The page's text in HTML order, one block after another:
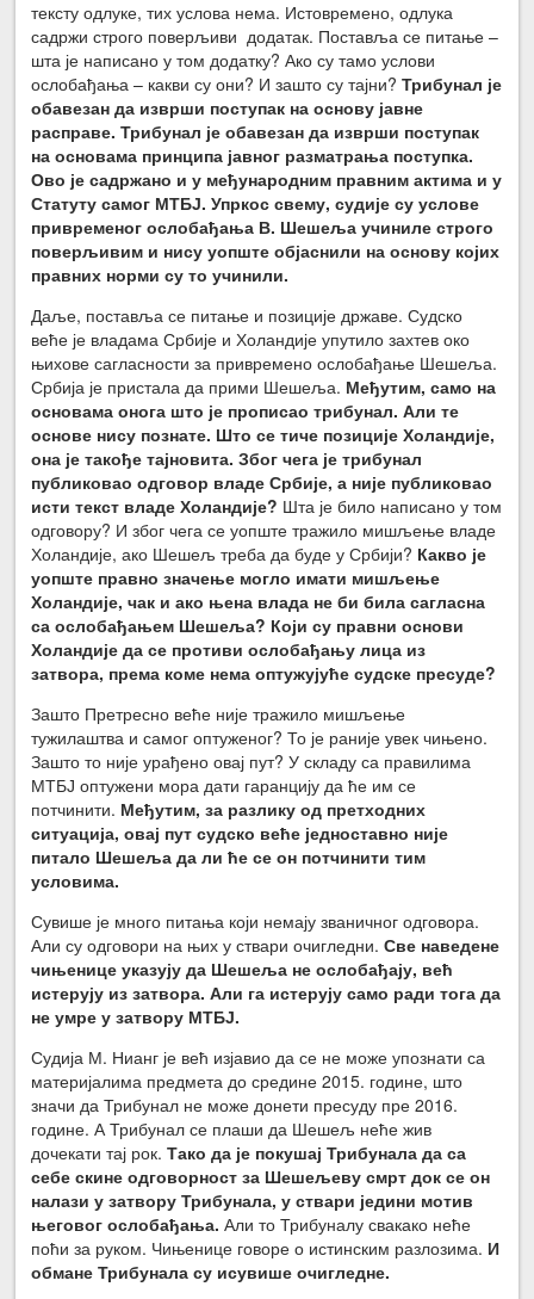
тексту одлуке, тих услова нема. Истовремено, одлука
садржи строго поверљиви додатак. Поставља се питање –
шта је написано у том додатку? Ако су тамо услови
ослобађања – какви су они? И зашто су тајни?Трибунал је
обавезан да изврши поступак на основу јавне
расправе. Трибунал је обавезан да изврши поступак
на основама принципа јавног разматрања поступка.
Ово је садржано и у међународним правним актима и у
Статуту самог МТБЈ. Упркос свему, судије су услове
привременог ослобађања В. Шешеља учиниле строго
поверљивим и нису уопште објаснили на основу којих
правних норми су то учинили.
Даље, поставља се питање и позиције државе. Судско
веће је владама Србије и Холандије упутило захтев око
њихове сагласности за привремено ослобађање Шешеља.
Србија је пристала да прими Шешеља. Међутим, само на
основама онога што је прописао трибунал. Али те
основе нису познате. Што се тиче позиције Холандије,
она је такође тајновита. Због чега је трибунал
публиковао одговор владе Србије, а није публиковао
исти текст владе Холандије? Шта је било написано у том
одговору? И због чега се уопште тражило мишљење владе
Холандије, ако Шешељ треба да буде у Србији? Какво је
уопште правно значење могло имати мишљење
Холандије, чак и ако њена влада не би била сагласна
са ослобађањем Шешеља? Који су правни основи
Холандије да се противи ослобађању лица из
затвора, према коме нема оптужујуће судске пресуде?
Зашто Претресно веће није тражило мишљење
тужилаштва и самог оптуженог? То је раније увек чињено.
Зашто то није урађено овај пут? У складу са правилима
МТБЈ оптужени мора дати гаранцију да ће им се
потчинити. Међутим, за разлику од претходних
ситуација, овај пут судско веће једноставно није
питало Шешеља да ли ће се он потчинити тим
условима.
Сувише је много питања који немају званичног одговора.
Али су одговори на њих у ствари очигледни.Све наведене
чињенице указују да Шешеља не ослобађају, већ
истерују из затвора. Али га истерују само ради тога да
не умре у затвору МТБЈ.
Судија М. Нианг је већ изјавио да се не може упознати са
материјалима предмета до средине 2015. године, што
значи да Трибунал не може донети пресуду пре 2016.
године. А Трибунал се плаши да Шешељ неће жив
дочекати тај рок.Тако да је покушај Трибунала да са
себе скине одговорност за Шешељеву смрт док се он
налази у затвору Трибунала, у ствари једини мотив
његовог ослобађања. Али то Трибуналу свакако неће
поћи за руком. Чињенице говоре о истинским разлозима. И
обмане Трибунала су исувише очигледне.